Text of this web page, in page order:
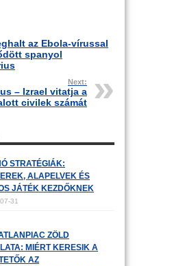
az Ebola-vírussal
spanyol
Next:
– Izrael vitatja a
civilek számát
STRATÉGIÁK:
ALAPELVEK ÉS
JÁTÉK KEZDŐKNEK
31
ZÖLD
MIÉRT KERESIK A
AZ